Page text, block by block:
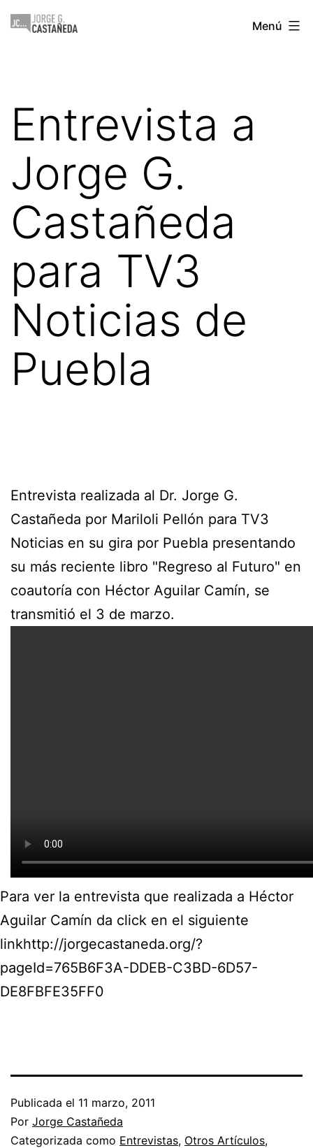
Saltar
Jorge
Menú
Entrevista a
Jorge G.
Castañeda
para TV3
Noticias de
Puebla
Entrevista realizada al Dr. Jorge G.
Castañeda por Mariloli Pellón para TV3
Noticias en su gira por Puebla presentando
su más reciente libro "Regreso al Futuro" en
coautoría con Héctor Aguilar Camín, se
transmitió el 3 de marzo.
Para ver la entrevista que realizada a Héctor
Aguilar Camín da click en el siguiente
linkhttp://jorgecastaneda.org/?
pageId=765B6F3A-DDEB-C3BD-6D57-
DE8FBFE35FF0
Publicada el 11 marzo, 2011
Por Jorge Castañeda
Categorizada como Entrevistas, Otros Artículos,